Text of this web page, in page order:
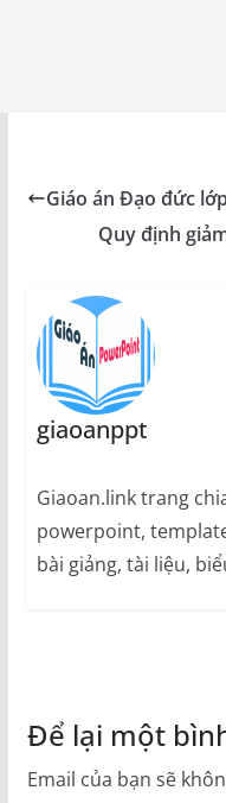
Giáo án Đạo đức
Quy định
giaoanppt
Giaoan.link trang
powerpoint,
bài giảng, tài liệu,
Để lại một
Email của bạn sẽ